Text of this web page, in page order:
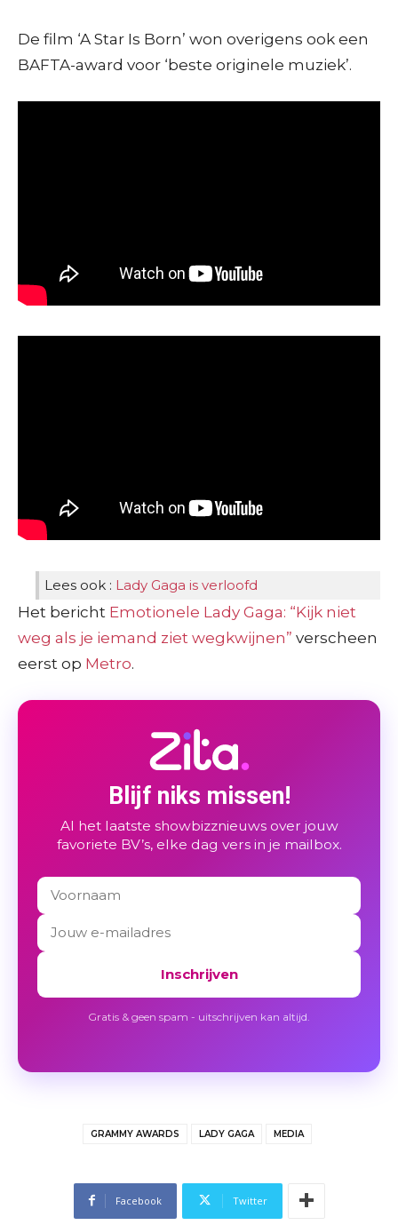
De film ‘A Star Is Born’ won overigens ook een
BAFTA-award voor ‘beste originele muziek’.
Lees ook : Lady Gaga is verloofd
Het bericht Emotionele Lady Gaga: “Kijk niet
weg als je iemand ziet wegkwijnen” verscheen
eerst op Metro.
Blijf niks missen!
Al het laatste showbizznieuws over jouw
favoriete BV’s, elke dag vers in je mailbox.
Inschrijven
Gratis & geen spam - uitschrijven kan altijd.
GRAMMY AWARDS LADY GAGA MEDIA
Facebook Twitter